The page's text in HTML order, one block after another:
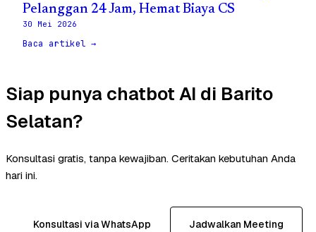
Pelanggan 24 Jam, Hemat Biaya CS
30 Mei 2026
Baca artikel →
Siap punya chatbot AI di Barito
Selatan?
Konsultasi gratis, tanpa kewajiban. Ceritakan kebutuhan Anda
hari ini.
Konsultasi via WhatsApp Jadwalkan Meeting